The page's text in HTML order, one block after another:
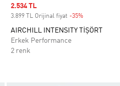
Sale price
2.534 TL
3.899 TL Orijinal fiyat -35%
AIRCHILL INTENSITY TİŞÖRT
Erkek Performance
2 renk